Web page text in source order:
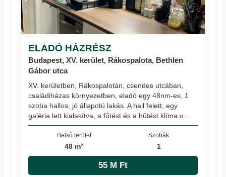
ELADÓ HÁZRÉSZ
Budapest, XV. kerület, Rákospalota, Bethlen
Gábor utca
XV. kerületben, Rákospalotán, csendes utcában,
családiházas környezetben, eladó egy 48nm-es, 1
szoba hallos, jó állapotú lakás. A hall felett, egy
galéria lett kialakítva, a fűtést és a hűtést klíma o...
Belső terület
48 m²
Szobák
1
55 M Ft